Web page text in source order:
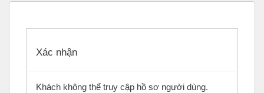
Xác nhận
Khách không thể truy cập hồ sơ người dùng.